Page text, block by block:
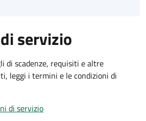
servizio
di scadenze, requisiti e altre
leggi i termini e le condizioni di
di servizio